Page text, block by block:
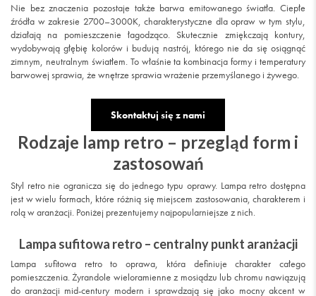
Nie bez znaczenia pozostaje także barwa emitowanego światła. Ciepłe
źródła w zakresie 2700–3000K, charakterystyczne dla opraw w tym stylu,
działają na pomieszczenie łagodząco. Skutecznie zmiękczają kontury,
wydobywają głębię kolorów i budują nastrój, którego nie da się osiągnąć
zimnym, neutralnym światłem. To właśnie ta kombinacja formy i temperatury
barwowej sprawia, że wnętrze sprawia wrażenie przemyślanego i żywego.
Skontaktuj się z nami
Rodzaje lamp retro – przegląd form i
zastosowań
Styl retro nie ogranicza się do jednego typu oprawy. Lampa retro dostępna
jest w wielu formach, które różnią się miejscem zastosowania, charakterem i
rolą w aranżacji. Poniżej prezentujemy najpopularniejsze z nich.
Lampa sufitowa retro – centralny punkt aranżacji
Lampa sufitowa retro to oprawa, która definiuje charakter całego
pomieszczenia. Żyrandole wieloramienne z mosiądzu lub chromu nawiązują
do aranżacji mid-century modern i sprawdzają się jako mocny akcent w